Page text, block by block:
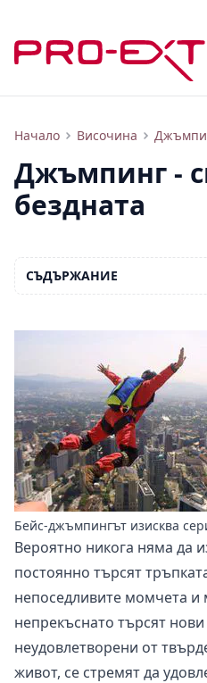
Начало Височина
Няколко вида джъмпинг - от атракция до професионален спорт
Джъмпинг -
бездната
Бейс-джъмпингът изисква
Вероятно никога няма да
постоянно търсят
непоседливите момчета
непрекъснато търсят
неудовлетворени от
живот, се стремят да
СЪДЪРЖАНИЕ